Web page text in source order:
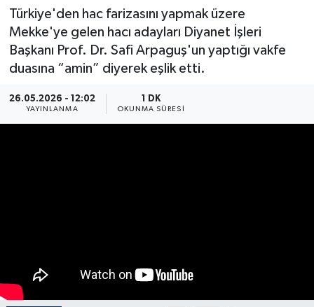
Türkiye'den hac farizasını yapmak üzere
Mekke'ye gelen hacı adayları Diyanet İşleri
Başkanı Prof. Dr. Safi Arpaguş'un yaptığı vakfe
duasına “amin” diyerek eşlik etti.
26.05.2026 - 12:02
YAYINLANMA
1 DK
OKUNMA SÜRESI
Aksaray Müftülüğü
Amasya Müftülüğü
Antalya Müftülüğü
Bartın Müftülüğü
Diyanet Bilgi
Diyanet Takvimi
Hadislerle İslam
Ramazan
Basında Bugün
DİYANET eKİTAP
TDV
DEPREM
Süper Lig Puan Durumu ve Fikstür
Tüm Manşetler
Haber Arşivi